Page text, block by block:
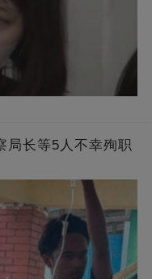
局长等5人不幸殉职